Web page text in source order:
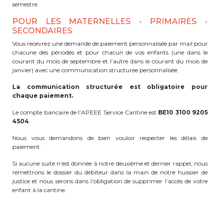
+32 (0)472 07 35 25
periscolaire.berkendael@apeee-bxl1-
services.be
BE91 3631 6790 0976
Garderie Uccle
+32 (0)2 375 31 35
BE72 3100 8650 7316
Lockers
semestre.
POUR LES MATERNELLES - PRIMAIRES -
SECONDAIRES
Vous recevrez une demande de paiement personnalisée par mail pour
chacune des périodes et pour chacun de vos enfants (une dans le
courant du mois de septembre et l’autre dans le courant du mois de
janvier) avec une communication structurée personnalisée.
La communication structurée est obligatoire pour
chaque paiement.
Le compte bancaire de l’APEEE Service Cantine est BE10 3100 9205
4504.
Nous vous demandons de bien vouloir respecter les délais de
paiement.
Si aucune suite n’est donnée à notre deuxième et dernier rappel, nous
remettrons le dossier du débiteur dans la main de notre huissier de
justice et nous serons dans l’obligation de supprimer l’accès de votre
enfant à la cantine.